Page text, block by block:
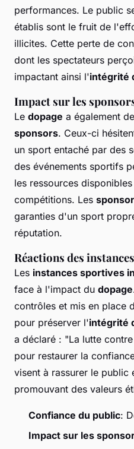
performances. Le public
établis sont le fruit de
illicites. Cette perte de
dont les spectateurs
impactant ainsi l'intégrité
Impact sur les
Le dopage a également
sponsors. Ceux-ci
un sport entaché par des
des événements sportifs
les ressources
compétitions. Les
garanties d'un sport
réputation.
Réactions des
Les instances sportives
face à l'impact du dopage
contrôles et mis en place
pour préserver l'intégrité
a déclaré : "La lutte
pour restaurer la
visent à rassurer le public
promouvant des valeurs
Confiance du public:
Impact sur les